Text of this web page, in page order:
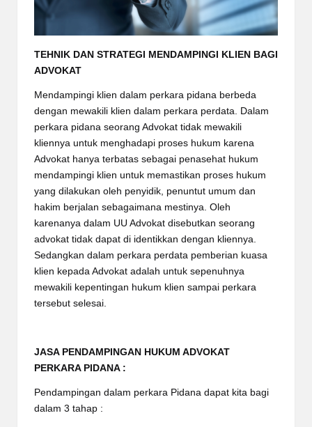
TEHNIK DAN STRATEGI MENDAMPINGI KLIEN BAGI
ADVOKAT
Mendampingi klien dalam perkara pidana berbeda
dengan mewakili klien dalam perkara perdata. Dalam
perkara pidana seorang Advokat tidak mewakili
kliennya untuk menghadapi proses hukum karena
Advokat hanya terbatas sebagai penasehat hukum
mendampingi klien untuk memastikan proses hukum
yang dilakukan oleh penyidik, penuntut umum dan
hakim berjalan sebagaimana mestinya. Oleh
karenanya dalam UU Advokat disebutkan seorang
advokat tidak dapat di identikkan dengan kliennya.
Sedangkan dalam perkara perdata pemberian kuasa
klien kepada Advokat adalah untuk sepenuhnya
mewakili kepentingan hukum klien sampai perkara
tersebut selesai.
JASA PENDAMPINGAN HUKUM ADVOKAT
PERKARA PIDANA :
Pendampingan dalam perkara Pidana dapat kita bagi
dalam 3 tahap :